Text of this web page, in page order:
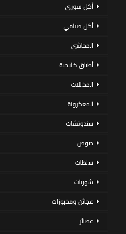
أكل سورى
أكل صيامي
المحاشي
أطباق خليجية
المخللات
المعكرونة
سندوتشات
صوص
سلطات
شوربات
عجائن ومخبوزات
عصائر